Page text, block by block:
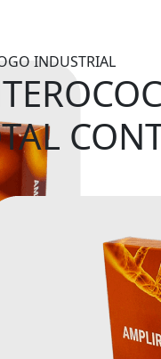
INDUSTRIAL